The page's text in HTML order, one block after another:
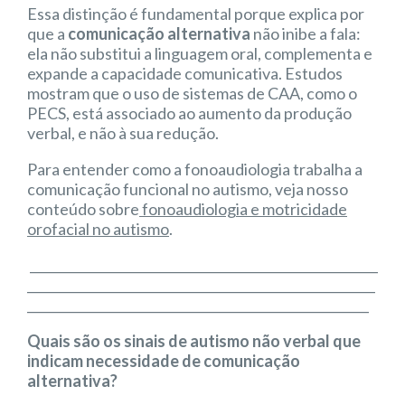
Essa distinção é fundamental porque explica por
que a comunicação alternativa não inibe a fala:
ela não substitui a linguagem oral, complementa e
expande a capacidade comunicativa. Estudos
mostram que o uso de sistemas de CAA, como o
PECS, está associado ao aumento da produção
verbal, e não à sua redução.
Para entender como a fonoaudiologia trabalha a
comunicação funcional no autismo, veja nosso
conteúdo sobrefonoaudiologia e motricidade
orofacial no autismo.
Quais são os sinais de autismo não verbal que
indicam necessidade de comunicação
alternativa?